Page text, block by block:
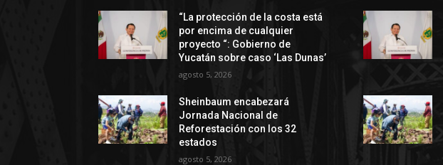
“La protección de la costa está
por encima de cualquier
proyecto “: Gobierno de
Yucatán sobre caso ‘Las Dunas’
agosto 5, 2026
Sheinbaum encabezará
Jornada Nacional de
Reforestación con los 32
estados
agosto 5, 2026